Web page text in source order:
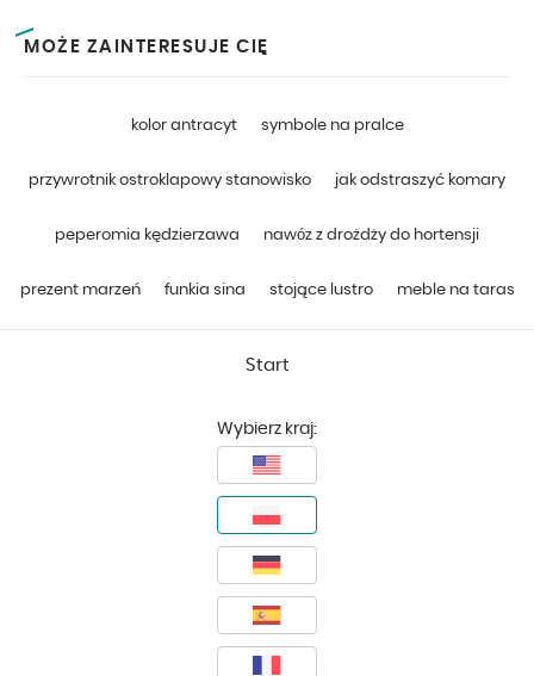
MOŻE ZAINTERESUJE CIĘ
kolor antracyt symbole na pralce
przywrotnik ostroklapowy stanowisko jak odstraszyć komary
peperomia kędzierzawa nawóz z drożdży do hortensji
prezent marzeń funkia sina stojące lustro meble na taras
Start
Wybierz kraj: